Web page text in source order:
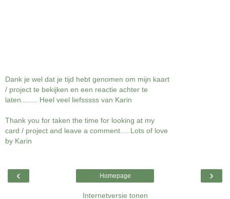
Dank je wel dat je tijd hebt genomen om mijn kaart
/ project te bekijken en een reactie achter te
laten........ Heel veel liefsssss van Karin
Thank you for taken the time for looking at my
card / project and leave a comment.....Lots of love
by Karin
‹ ›
Homepage
Internetversie tonen